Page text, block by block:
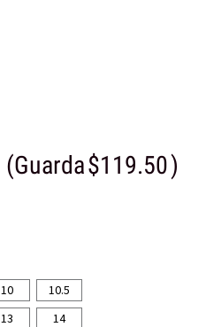
(Guarda$119.50)
10
10.5
13
14